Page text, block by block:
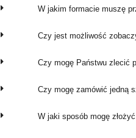
W jakim formacie muszę
Czy jest możliwość
Czy mogę Państwu zlecić
Czy mogę zamówić jedną
W jaki sposób mogę